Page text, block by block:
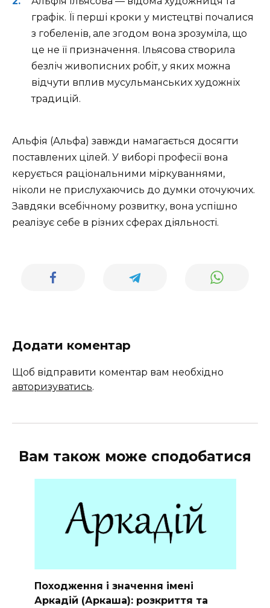
графік. Її перші кроки у мистецтві почалися
з гобеленів, але згодом вона зрозуміла, що
це не її призначення. Ільясова створила
безліч живописних робіт, у яких можна
відчути вплив мусульманських художніх
традицій.
Альфія (Альфа) завжди намагається досягти
поставлених цілей. У виборі професії вона
керується раціональними міркуваннями,
ніколи не прислухаючись до думки оточуючих.
Завдяки всебічному розвитку, вона успішно
реалізує себе в різних сферах діяльності.
Додати коментар
Щоб відправити коментар вам необхідно
авторизуватись.
Вам також може сподобатися
Походження і значення імені
Аркадій (Аркаша): розкриття та